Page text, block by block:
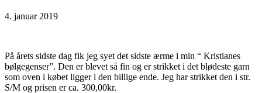
4. januar 2019
På årets sidste dag fik jeg syet det sidste ærme i min “ Kristianes
bølgegenser”. Den er blevet så fin og er strikket i det blødeste garn
som oven i købet ligger i den billige ende. Jeg har strikket den i str.
S/M og prisen er ca. 300,00kr.